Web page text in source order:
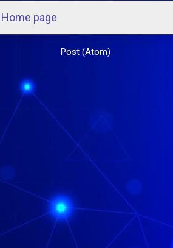
Home page
Post (Atom)